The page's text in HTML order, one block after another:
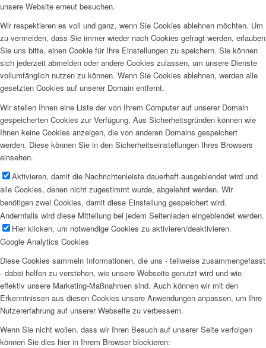
unsere Website erneut besuchen.
Wir respektieren es voll und ganz, wenn Sie Cookies ablehnen möchten. Um
zu vermeiden, dass Sie immer wieder nach Cookies gefragt werden, erlauben
Sie uns bitte, einen Cookie für Ihre Einstellungen zu speichern. Sie können
sich jederzeit abmelden oder andere Cookies zulassen, um unsere Dienste
vollumfänglich nutzen zu können. Wenn Sie Cookies ablehnen, werden alle
gesetzten Cookies auf unserer Domain entfernt.
Wir stellen Ihnen eine Liste der von Ihrem Computer auf unserer Domain
gespeicherten Cookies zur Verfügung. Aus Sicherheitsgründen können wie
Ihnen keine Cookies anzeigen, die von anderen Domains gespeichert
werden. Diese können Sie in den Sicherheitseinstellungen Ihres Browsers
einsehen.
Aktivieren, damit die Nachrichtenleiste dauerhaft ausgeblendet wird und
alle Cookies, denen nicht zugestimmt wurde, abgelehnt werden. Wir
benötigen zwei Cookies, damit diese Einstellung gespeichert wird.
Andernfalls wird diese Mitteilung bei jedem Seitenladen eingeblendet werden.
Hier klicken, um notwendige Cookies zu aktivieren/deaktivieren.
Google Analytics Cookies
Diese Cookies sammeln Informationen, die uns - teilweise zusammengefasst
- dabei helfen zu verstehen, wie unsere Webseite genutzt wird und wie
effektiv unsere Marketing-Maßnahmen sind. Auch können wir mit den
Erkenntnissen aus diesen Cookies unsere Anwendungen anpassen, um Ihre
Nutzererfahrung auf unserer Webseite zu verbessern.
Wenn Sie nicht wollen, dass wir Ihren Besuch auf unserer Seite verfolgen
können Sie dies hier in Ihrem Browser blockieren: